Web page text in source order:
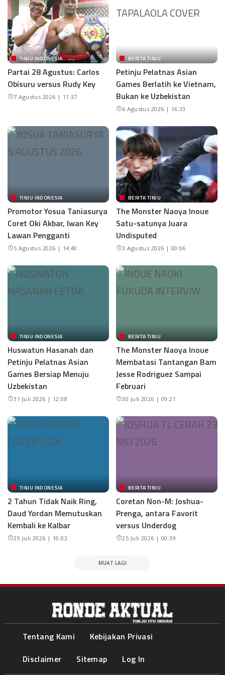
TINJU INDONESIA
Partai 28 Agustus: Carlos
Obisuru versus Rudy Key
7 Agustus 2026 | 11:37
BERITA TINJU
Petinju Pelatnas Asian
Games Berlatih ke Vietnam,
Bukan ke Uzbekistan
6 Agustus 2026 | 16:33
TINJU INDONESIA
Promotor Yosua Taniasurya
Coret Oki Akbar, Iwan Key
Lawan Pengganti
5 Agustus 2026 | 14:40
BERITA TINJU
The Monster Naoya Inoue
Satu-satunya Juara
Undisputed
3 Agustus 2026 | 00:06
TINJU INDONESIA
Huswatun Hasanah dan
Petinju Pelatnas Asian
Games Bersiap Menuju
Uzbekistan
31 Juli 2026 | 12:08
BERITA TINJU
The Monster Naoya Inoue
Membatasi Tantangan Bam
Jesse Rodriguez Sampai
Februari
30 Juli 2026 | 09:21
TINJU INDONESIA
2 Tahun Tidak Naik Ring,
Daud Yordan Memutuskan
Kembali ke Kalbar
29 Juli 2026 | 10:03
BERITA TINJU
Coretan Non-M: Joshua-
Prenga, antara Favorit
versus Underdog
25 Juli 2026 | 00:39
MUAT LAGI
Tentang Kami
Kebijakan Privasi
Disclaimer
Sitemap
Log In